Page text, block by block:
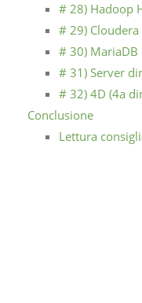
# 28) Hadoop
# 29) Cloudera
# 30) MariaDB
# 31) Server
# 32) 4D (4a
Conclusione
Lettura